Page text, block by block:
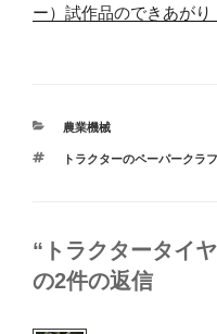
ー）試作品のできあがり
カ
ゴ
農業機械
タ
トラクターのペーパークラ
“トラクタータイ
の2件の返信